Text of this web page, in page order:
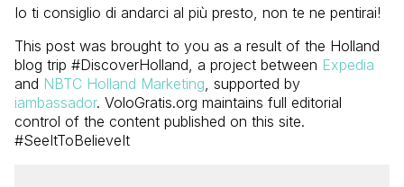
Io ti consiglio di andarci al più presto, non te ne pentirai!
This post was brought to you as a result of the Holland
blog trip #DiscoverHolland, a project between Expedia
and NBTC Holland Marketing, supported by
iambassador. VoloGratis.org maintains full editorial
control of the content published on this site.
#SeeItToBelieveIt